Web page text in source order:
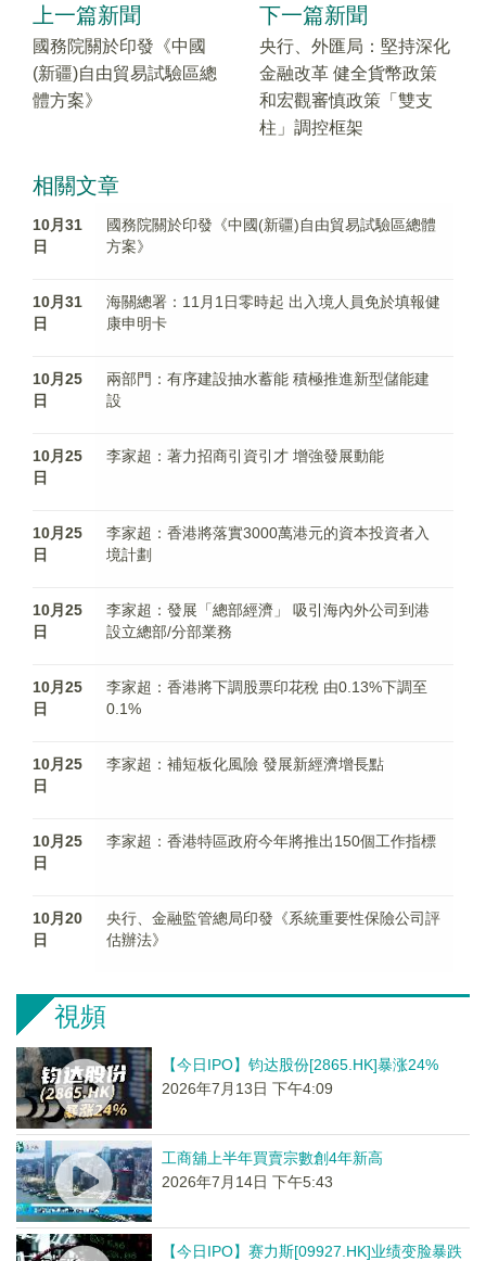
上一篇新聞
國務院關於印發《中國
(新疆)自由貿易試驗區總
體方案》
下一篇新聞
央行、外匯局：堅持深化
金融改革 健全貨幣政策
和宏觀審慎政策「雙支
柱」調控框架
相關文章
10月31
日
國務院關於印發《中國(新疆)自由貿易試驗區總體
方案》
10月31
日
海關總署：11月1日零時起 出入境人員免於填報健
康申明卡
10月25
日
兩部門：有序建設抽水蓄能 積極推進新型儲能建
設
10月25
日
李家超：著力招商引資引才 增強發展動能
10月25
日
李家超：香港將落實3000萬港元的資本投資者入
境計劃
10月25
日
李家超：發展「總部經濟」 吸引海內外公司到港
設立總部/分部業務
10月25
日
李家超：香港將下調股票印花稅 由0.13%下調至
0.1%
10月25
日
李家超：補短板化風險 發展新經濟增長點
10月25
日
李家超：香港特區政府今年將推出150個工作指標
10月20
日
央行、金融監管總局印發《系統重要性保險公司評
估辦法》
視頻
【今日IPO】钧达股份[2865.HK]暴涨24%
2026年7月13日 下午4:09
工商舖上半年買賣宗數創4年新高
2026年7月14日 下午5:43
【今日IPO】赛力斯[09927.HK]业绩变脸暴跌